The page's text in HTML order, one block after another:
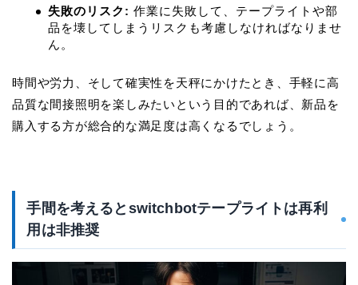
失敗のリスク: 作業に失敗して、テープライトや部
品を壊してしまうリスクも考慮しなければなりませ
ん。
時間や労力、そして確実性を天秤にかけたとき、手軽に高
品質な間接照明を楽しみたいという目的であれば、新品を
購入する方が総合的な満足度は高くなるでしょう。
手間を考えるとswitchbotテープライトは再利
用は非推奨